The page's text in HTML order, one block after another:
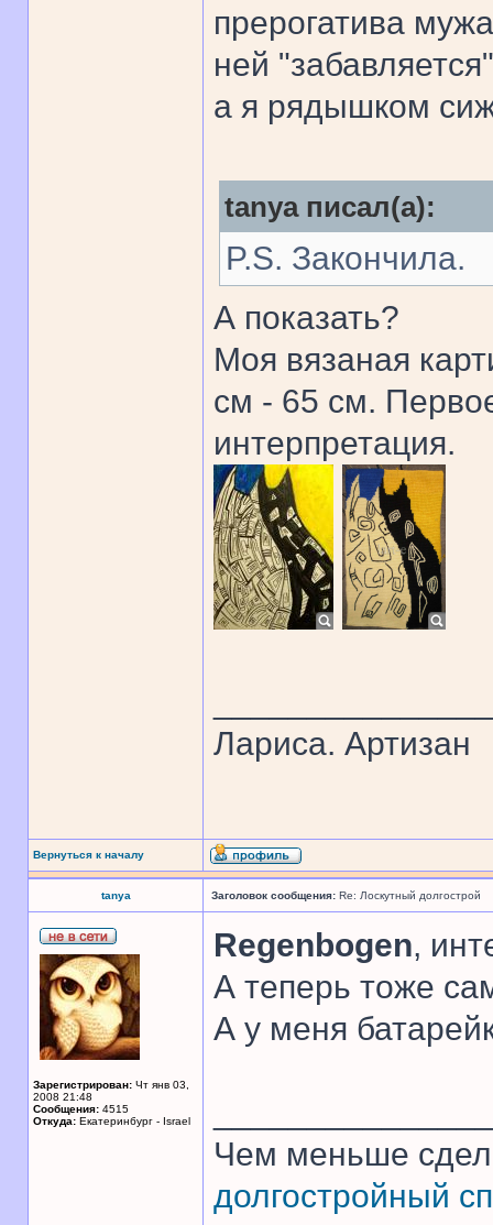
прерогатива
ней
а я рядышком
tanya писал(а):
P.S. Закончила.
А показать?
Моя вязаная
см - 65 см.
интерпретация.
Лариса. Артизан
Вернуться к началу
tanya Заголовок сообщения: Re: Лоскутный долгострой
Зарегистрирован: Чт янв 03,
2008 21:48
Сообщения: 4515
Откуда: Екатеринбург - Israel
Regenbogen,
А теперь тоже
А у меня
Чем меньше
долгостройный